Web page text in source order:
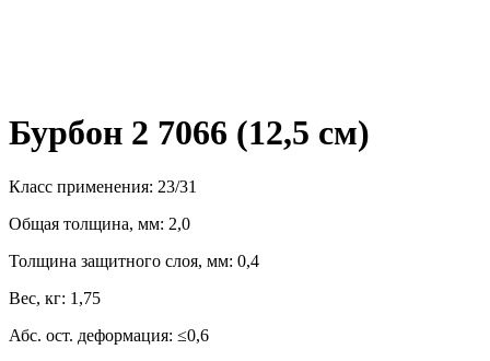
Бурбон 2 7066 (12,5 см)
Класс применения: 23/31
Общая толщина, мм: 2,0
Толщина защитного слоя, мм: 0,4
Вес, кг: 1,75
Абс. ост. деформация: ≤0,6